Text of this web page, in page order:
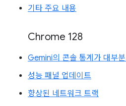
기타 주요 내용
Chrome 128
Gemini의 콘솔 통계가 대부
성능 패널 업데이트
향상된 네트워크 트랙